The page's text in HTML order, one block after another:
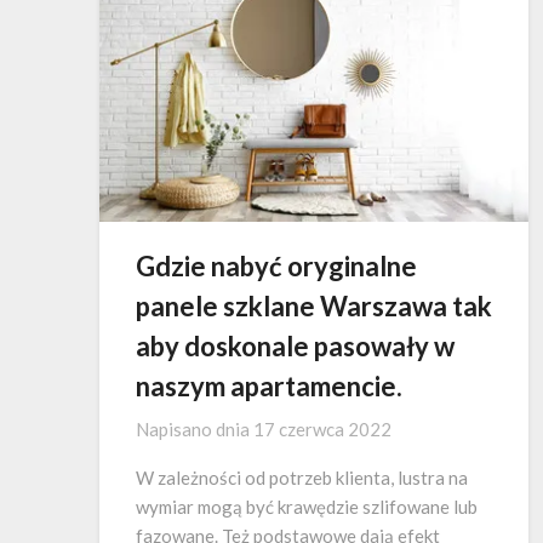
Gdzie nabyć oryginalne
panele szklane Warszawa tak
aby doskonale pasowały w
naszym apartamencie.
Napisano dnia 17 czerwca 2022
W zależności od potrzeb klienta, lustra na
wymiar mogą być krawędzie szlifowane lub
fazowane. Też podstawowe dają efekt